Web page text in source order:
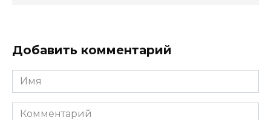
Добавить комментарий
Имя
*
Комментарий